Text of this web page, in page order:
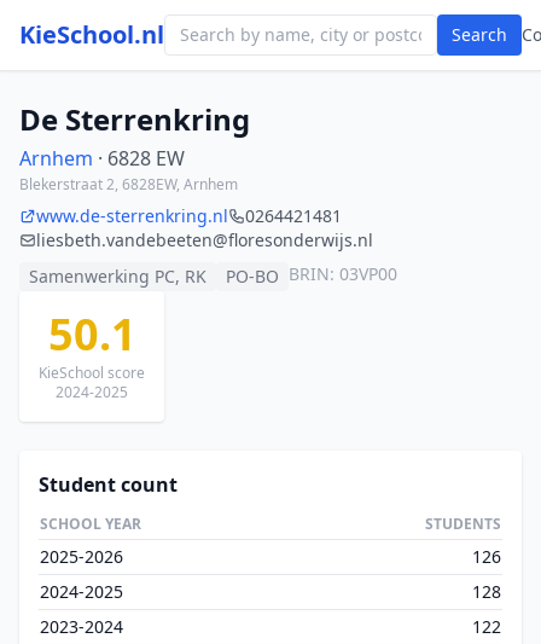
KieSchool.nl Search
De Sterrenkring
Arnhem · 6828 EW
Blekerstraat 2, 6828EW, Arnhem
www.de-sterrenkring.nl
0264421481
liesbeth.vandebeeten@floresonderwijs.nl
Samenwerking PC, RK
PO-BO BRIN: 03VP00
50.1
KieSchool score
2024-2025
Student count
SCHOOL YEAR STUDENTS
2025-2026
126
2024-2025
128
2023-2024
122